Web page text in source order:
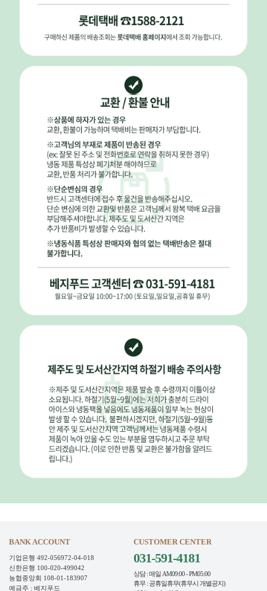
BANK ACCOUNT
기업은행 492-056972-04-018
신한은행 100-020-499042
농협중앙회 108-01-183907
예금주 : 베지푸드
CUSTOMER CENTER
031-591-4181
상담 : 매일 AM09:00 - PM05:00
휴무 : 공휴일휴무(휴무시 개별공지)